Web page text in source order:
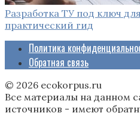
Разработка ТУ под ключ
практический гид
Политика
Обратная связь
© 2026 ecokorpus.ru
Все материалы на данном
источников - имеют